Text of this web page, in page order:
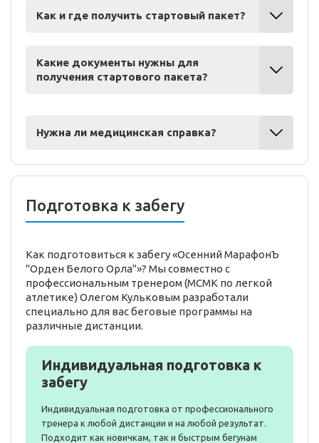
Как и где получить стартовый пакет?
Какие документы нужны для
получения стартового пакета?
Нужна ли медицинская справка?
Подготовка к забегу
Как подготовиться к забегу «Осенний МарафонЪ
"Орден Белого Орла"»? Мы совместно с
профессиональным тренером (МСМК по легкой
атлетике) Олегом Кульковым разработали
специально для вас беговые программы на
различные дистанции.
Индивидуальная подготовка к
забегу
Индивидуальная подготовка от профессионального
тренера к любой дистанции и на любой результат.
Подходит как новичкам, так и быстрым бегунам